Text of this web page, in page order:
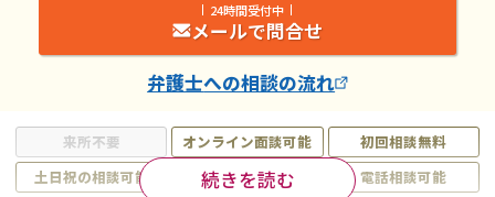
来所不要 オンライン面談可能
初回相談無料
土日祝の相談可能
19時以降電話可能
電話相談可能
続きを読む
24時間受付中
メールで問合せ
弁護士への相談の流れ